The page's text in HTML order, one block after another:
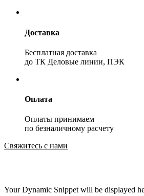
Доставка
Бесплатная доставка
до ТК Деловые линии, ПЭК
Оплата
Оплаты принимаем
по безналичному расчету
Свяжитесь с нами
Your Dynamic Snippet will be displayed